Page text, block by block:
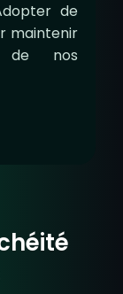
de
maintenir
de nos